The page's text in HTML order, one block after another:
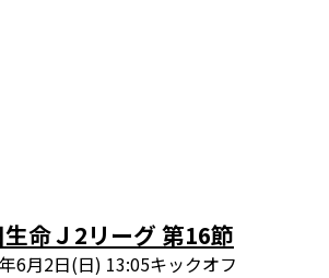
命Ｊ2リーグ 第16節
6月2日(日) 13:05キックオフ